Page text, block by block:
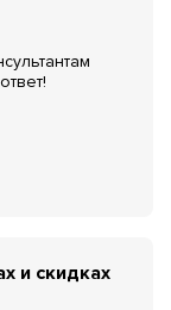
и скидках